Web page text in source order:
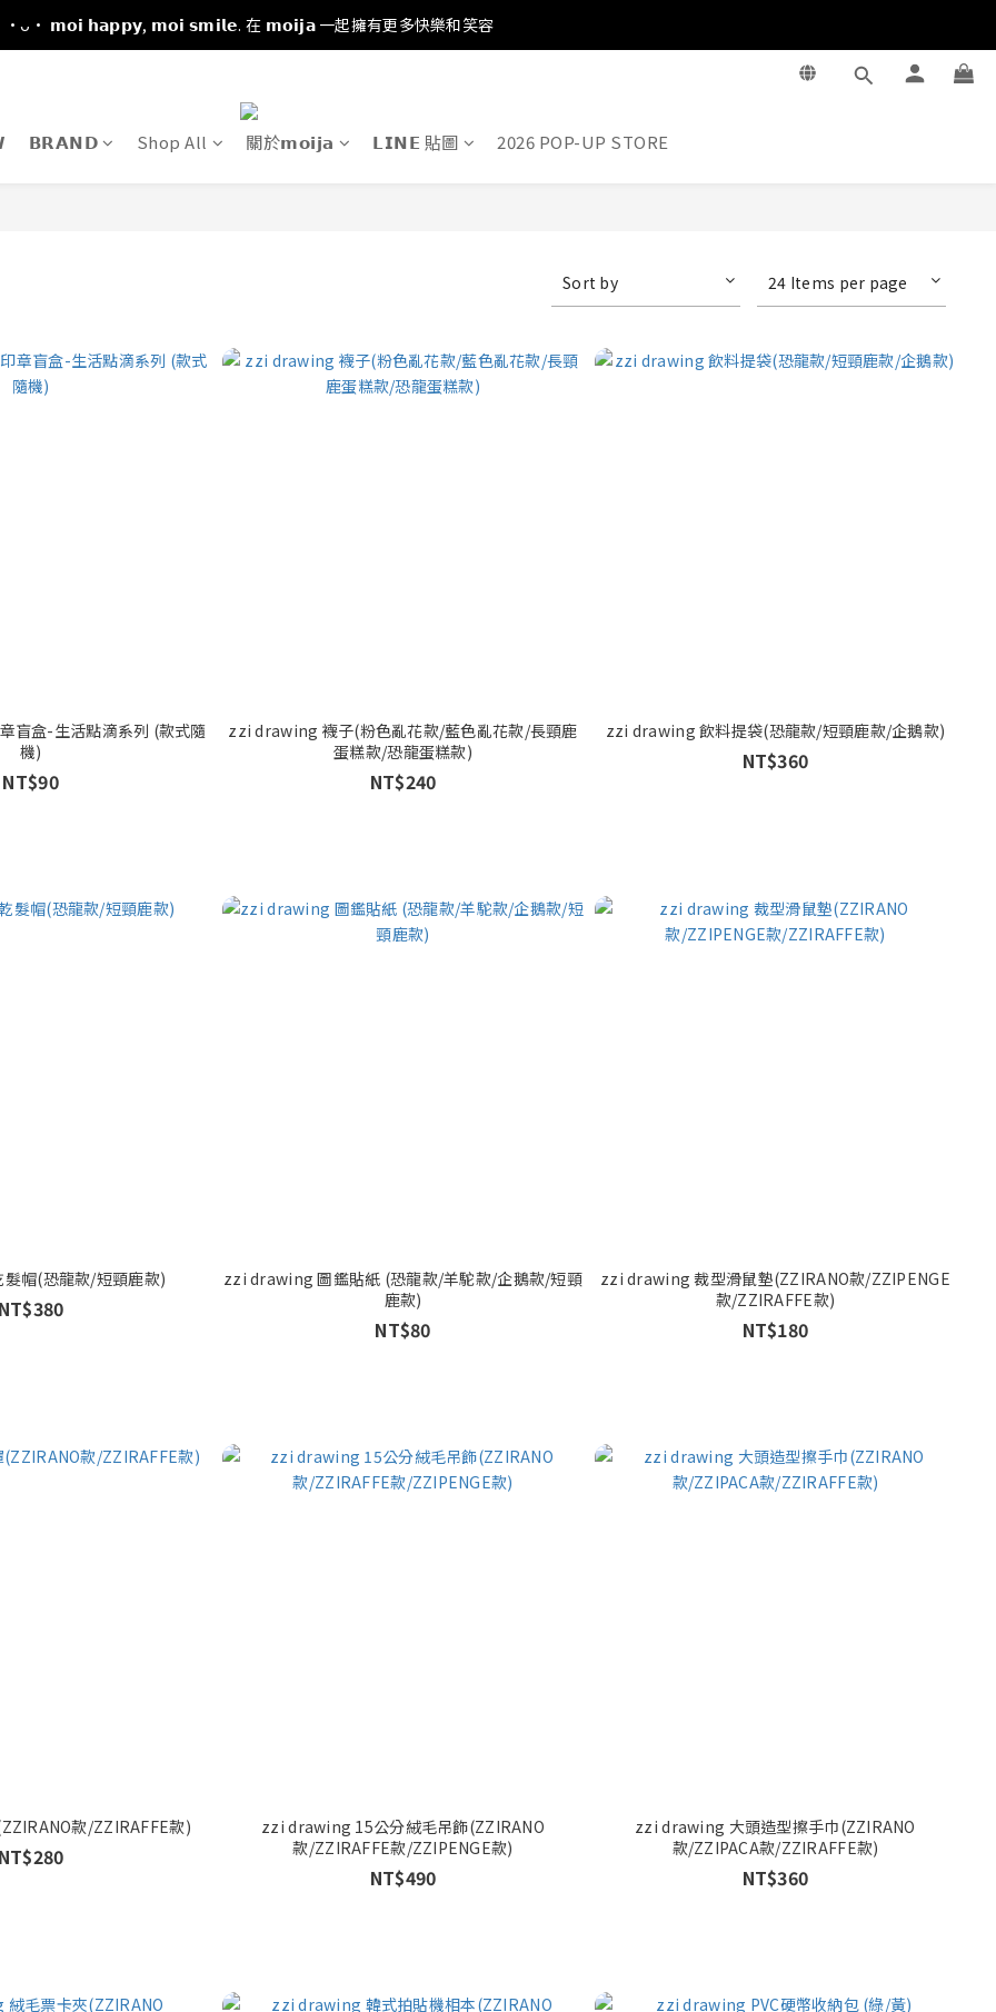
·ᴗ· 𝗺𝗼𝗶 𝗵𝗮𝗽𝗽𝘆, 𝗺𝗼𝗶 𝘀𝗺𝗶𝗹𝗲. 在 𝗺𝗼𝗶𝗷𝗮 一起擁有更多快樂和笑容
𝗕𝗥𝗔𝗡𝗗 Shop All 關於𝗺𝗼𝗶𝗷𝗮 𝗟𝗜𝗡𝗘 貼圖 2026 POP-UP STORE
Sort by 24 Items per page
盲盒-生活點滴系列 (款式隨
機)
NT$90
zzi drawing 襪子(粉色亂花款/藍色亂花款/長頸鹿
蛋糕款/恐龍蛋糕款)
NT$240
zzi drawing 飲料提袋(恐龍款/短頸鹿款/企鵝款)
NT$360
帽(恐龍款/短頸鹿款)
NT$380
zzi drawing 圖鑑貼紙 (恐龍款/羊駝款/企鵝款/短頸
鹿款)
NT$80
zzi drawing 裁型滑鼠墊(ZZIRANO款/ZZIPENGE
款/ZZIRAFFE款)
NT$180
款/ZZIRAFFE款)
NT$280
zzi drawing 15公分絨毛吊飾(ZZIRANO
款/ZZIRAFFE款/ZZIPENGE款)
NT$490
zzi drawing 大頭造型擦手巾(ZZIRANO
款/ZZIPACA款/ZZIRAFFE款)
NT$360